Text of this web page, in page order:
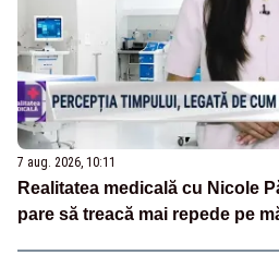
7 aug. 2026, 10:11
Realitatea medicală cu Nicole
pare să treacă mai repede pe